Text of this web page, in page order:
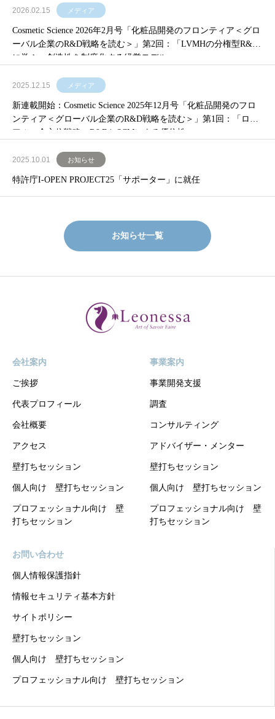
2026.02.15 メディア
Cosmetic Science 2026年2月号「化粧品開発のフロンティア＜グロ
ーバル企業のR&D戦略を読む＞」第2回：「LVMHの分権型R&D
に学ぶ 創造性を制度化する経営モデル」
2025.12.15 メディア
新連載開始：Cosmetic Science 2025年12月号「化粧品開発のフロ
ンティア＜グローバル企業のR&D戦略を読む＞」第1回：「ロレ
アルの全方位戦略 R&DとSCMによる優位性」
2025.10.01 お知らせ
特許庁I-OPEN PROJECT25「サポーター」に就任
お知らせ一覧
会社案内
ご挨拶
代表プロフィール
会社概要
アクセス
壁打ちセッション
個人向け 壁打ちセッション
プロフェッショナル向け 壁
打ちセッション
事業案内
事業開発支援
調査
コンサルティング
アドバイザー・メンター
壁打ちセッション
個人向け 壁打ちセッション
プロフェッショナル向け 壁
打ちセッション
お問い合わせ
個人情報保護指針
情報セキュリティ基本方針
サイトポリシー
壁打ちセッション
個人向け 壁打ちセッション
プロフェッショナル向け 壁打ちセッション